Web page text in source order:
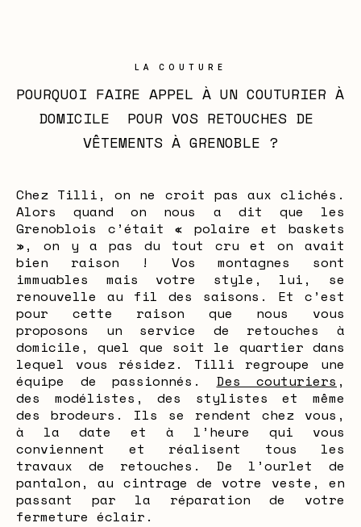
LA COUTURE
POURQUOI FAIRE APPEL À UN COUTURIER À
DOMICILE  POUR VOS RETOUCHES DE
VÊTEMENTS À GRENOBLE ?
Chez Tilli, on ne croit pas aux clichés.
Alors quand on nous a dit que les
Grenoblois c’était « polaire et baskets
», on y a pas du tout cru et on avait
bien raison ! Vos montagnes sont
immuables mais votre style, lui, se
renouvelle au fil des saisons. Et c’est
pour cette raison que nous vous
proposons un service de retouches à
domicile, quel que soit le quartier dans
lequel vous résidez. Tilli regroupe une
équipe de passionnés. Des couturiers ,
des modélistes, des stylistes et même
des brodeurs. Ils se rendent chez vous,
à la date et à l’heure qui vous
conviennent et réalisent tous les
travaux de retouches. De l’ourlet de
pantalon, au cintrage de votre veste, en
passant par la réparation de votre
fermeture éclair.